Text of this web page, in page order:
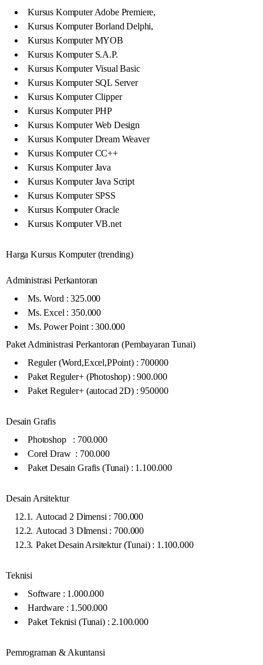
Kursus Komputer Adobe Premiere,
Kursus Komputer Borland Delphi,
Kursus Komputer MYOB
Kursus Komputer S.A.P.
Kursus Komputer Visual Basic
Kursus Komputer SQL Server
Kursus Komputer Clipper
Kursus Komputer PHP
Kursus Komputer Web Design
Kursus Komputer Dream Weaver
Kursus Komputer CC++
Kursus Komputer Java
Kursus Komputer Java Script
Kursus Komputer SPSS
Kursus Komputer Oracle
Kursus Komputer VB.net
Harga Kursus Komputer (trending)
Administrasi Perkantoran
Ms. Word : 325.000
Ms. Excel : 350.000
Ms. Power Point : 300.000
Paket Administrasi Perkantoran (Pembayaran Tunai)
Reguler (Word,Excel,PPoint) : 700000
Paket Reguler+ (Photoshop) : 900.000
Paket Reguler+ (autocad 2D) : 950000
Desain Grafis
Photoshop : 700.000
Corel Draw : 700.000
Paket Desain Grafis (Tunai) : 1.100.000
Desain Arsitektur
Autocad 2 Dimensi : 700.000
Autocad 3 DImensi : 700.000
Paket Desain Arsitektur (Tunai) : 1.100.000
Teknisi
Software : 1.000.000
Hardware : 1.500.000
Paket Teknisi (Tunai) : 2.100.000
Pemrograman & Akuntansi